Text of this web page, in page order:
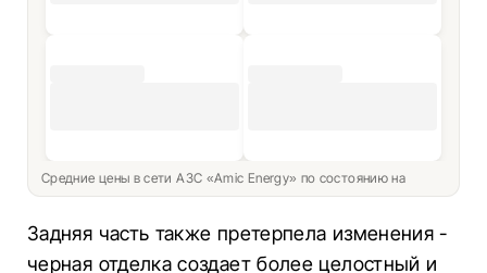
Средние цены в сети АЗС «Amic Energy» по состоянию на
Задняя часть также претерпела изменения -
черная отделка создает более целостный и